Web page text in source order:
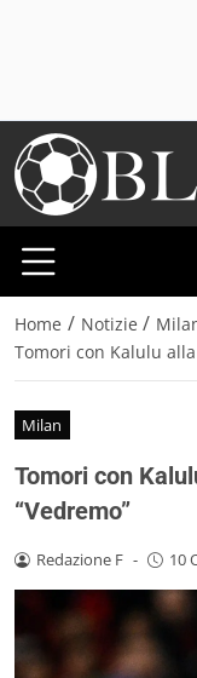
Home / Notizie /
Tomori con Kalulu
Milan
Tomori con
“Vedremo”
Redazione F - 10